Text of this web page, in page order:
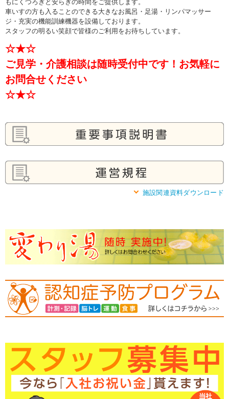
もにくつろぎと安らぎの時間をご提供します。
車いすの方も入ることのできる大きなお風呂・足湯・リンパマッサー
ジ・充実の機能訓練機器を設備しております。
スタッフの明るい笑顔で皆様のご利用をお待ちしています。
☆★☆
ご見学・介護相談は随時受付中です！お気軽に
お問合せください
☆★☆
施設関連資料ダウンロード